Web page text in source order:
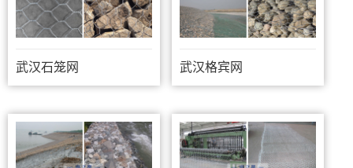
武汉石笼网 武汉格宾网